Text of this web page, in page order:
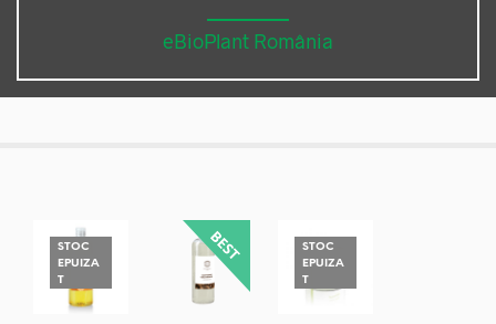
eBioPlant România
STOC
EPUIZA
T
STOC
EPUIZA
T